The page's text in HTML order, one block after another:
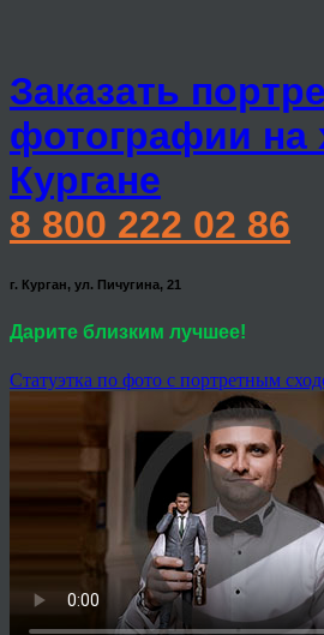
Заказать
фотографии на
Кургане
8 800 222 02 86
г. Курган, ул. Пичугина, 21
Дарите близким лучшее!
Статуэтка по фото с портретным